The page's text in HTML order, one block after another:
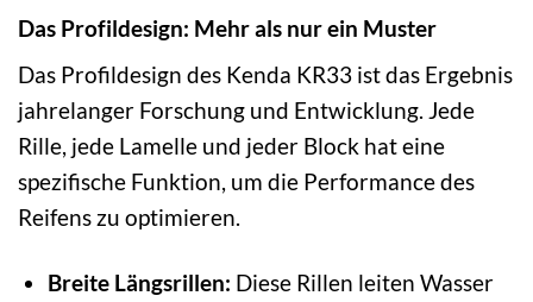
Das Profildesign: Mehr als nur ein Muster
Das Profildesign des Kenda KR33 ist das Ergebnis
jahrelanger Forschung und Entwicklung. Jede
Rille, jede Lamelle und jeder Block hat eine
spezifische Funktion, um die Performance des
Reifens zu optimieren.
Breite Längsrillen: Diese Rillen leiten Wasser